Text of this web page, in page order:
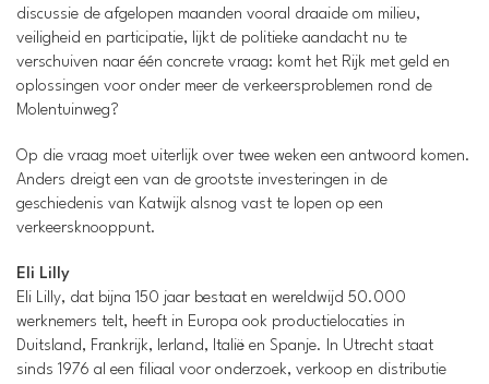
discussie de afgelopen maanden vooral draaide om milieu,
veiligheid en participatie, lijkt de politieke aandacht nu te
verschuiven naar één concrete vraag: komt het Rijk met geld en
oplossingen voor onder meer de verkeersproblemen rond de
Molentuinweg?
Op die vraag moet uiterlijk over twee weken een antwoord komen.
Anders dreigt een van de grootste investeringen in de
geschiedenis van Katwijk alsnog vast te lopen op een
verkeersknooppunt.
Eli Lilly
Eli Lilly, dat bijna 150 jaar bestaat en wereldwijd 50.000
werknemers telt, heeft in Europa ook productielocaties in
Duitsland, Frankrijk, Ierland, Italië en Spanje. In Utrecht staat
sinds 1976 al een filiaal voor onderzoek, verkoop en distributie